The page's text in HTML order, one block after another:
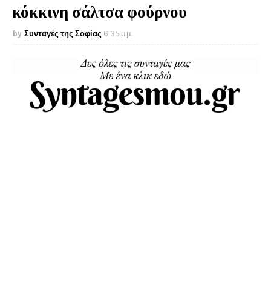
κόκκινη σάλτσα φούρνου
Συνταγές της Σοφίας 6:35 μ.μ.